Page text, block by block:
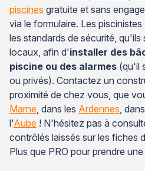
piscines gratuite et sans
via le formulaire. Les
les standards de sécurité,
locaux, afin d'installer des
piscine ou des alarmes (qu'il
ou privés). Contactez un
proximité de chez vous, que
Marne , dans les Ardennes ,
l'Aube ! N'hésitez pas à
contrôlés laissés sur les fiches
Plus que PRO pour prendre